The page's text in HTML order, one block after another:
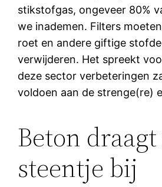
stikstofgas, ongeveer 80%
we inademen. Filters
roet en andere giftige
verwijderen. Het spreekt
deze sector verbeteringen
voldoen aan de strenge(re)
Beton
steentje bij